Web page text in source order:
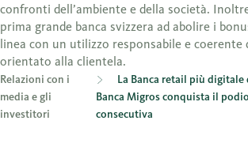
confronti dell’ambiente e della società.
prima grande banca svizzera ad abolire i
linea con un utilizzo responsabile e coerente
orientato alla clientela.
Relazioni con i
media e gli
investitori
La Banca retail più digitale
Banca Migros conquista il
consecutiva